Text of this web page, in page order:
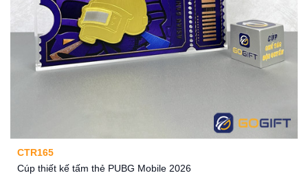
CTR165
Cúp thiết kế tấm thẻ PUBG Mobile 2026